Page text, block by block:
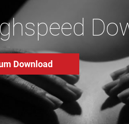
Download